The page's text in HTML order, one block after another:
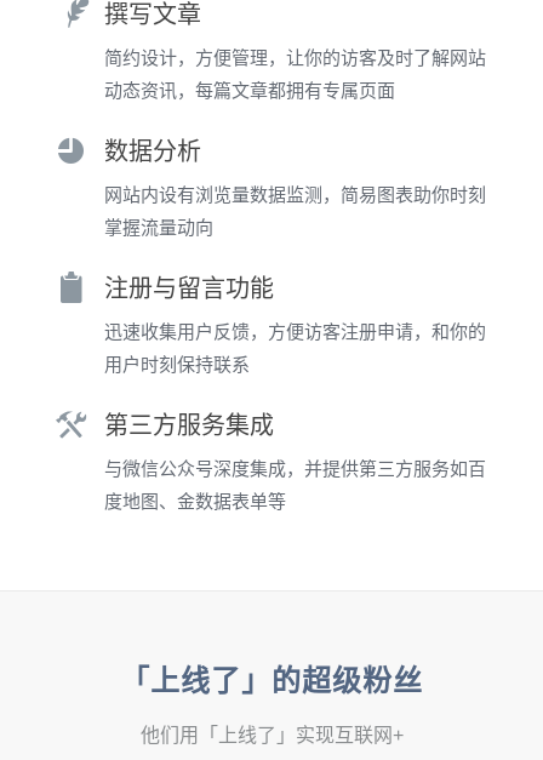
撰写文章
简约设计，方便管理，让你的访客及时了解网站
动态资讯，每篇文章都拥有专属页面
数据分析
网站内设有浏览量数据监测，简易图表助你时刻
掌握流量动向
注册与留言功能
迅速收集用户反馈，方便访客注册申请，和你的
用户时刻保持联系
第三方服务集成
与微信公众号深度集成，并提供第三方服务如百
度地图、金数据表单等
「上线了」的超级粉丝
他们用「上线了」实现互联网+